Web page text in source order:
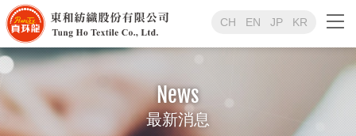
CH EN JP KR
News
最新消息